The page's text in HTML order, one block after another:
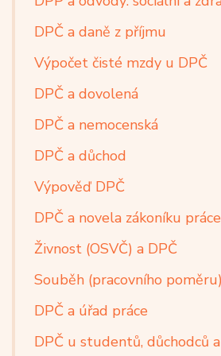
DPČ a daně z příjmu
Výpočet čisté mzdy u DPČ
DPČ a dovolená
DPČ a nemocenská
DPČ a důchod
Výpověď DPČ
DPČ a novela zákoníku práce
Živnost (OSVČ) a DPČ
Souběh (pracovního
DPČ a úřad práce
DPČ u studentů, důchodců